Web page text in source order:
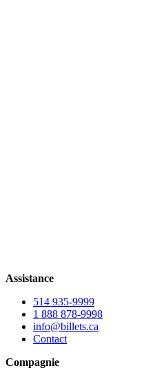
Assistance
514 935-9999
1 888 878-9998
info@billets.ca
Contact
Compagnie